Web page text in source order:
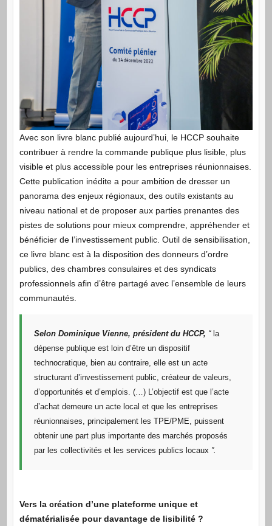
Avec son livre blanc publié aujourd’hui, le HCCP souhaite
contribuer à rendre la commande publique plus lisible, plus
visible et plus accessible pour les entreprises réunionnaises.
Cette publication inédite a pour ambition de dresser un
panorama des enjeux régionaux, des outils existants au
niveau national et de proposer aux parties prenantes des
pistes de solutions pour mieux comprendre, appréhender et
bénéficier de l’investissement public. Outil de sensibilisation,
ce livre blanc est à la disposition des donneurs d’ordre
publics, des chambres consulaires et des syndicats
professionnels afin d’être partagé avec l’ensemble de leurs
communautés.
Selon Dominique Vienne, président du HCCP, “ la
dépense publique est loin d’être un dispositif
technocratique, bien au contraire, elle est un acte
structurant d’investissement public, créateur de valeurs,
d’opportunités et d’emplois. (…) L’objectif est que l’acte
d’achat demeure un acte local et que les entreprises
réunionnaises, principalement les TPE/PME, puissent
obtenir une part plus importante des marchés proposés
par les collectivités et les services publics locaux ”.
Vers la création d’une plateforme unique et
dématérialisée pour davantage de lisibilité ?